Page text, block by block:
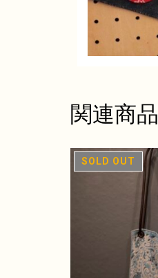
関連商品
在庫切れ